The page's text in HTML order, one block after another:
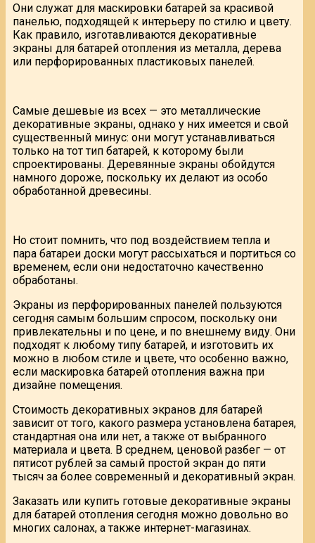
Они служат для маскировки батарей за красивой
панелью, подходящей к интерьеру по стилю и цвету.
Как правило, изготавливаются декоративные
экраны для батарей отопления из металла, дерева
или перфорированных пластиковых панелей.
Самые дешевые из всех — это металлические
декоративные экраны, однако у них имеется и свой
существенный минус: они могут устанавливаться
только на тот тип батарей, к которому были
спроектированы. Деревянные экраны обойдутся
намного дороже, поскольку их делают из особо
обработанной древесины.
Но стоит помнить, что под воздействием тепла и
пара батареи доски могут рассыхаться и портиться со
временем, если они недостаточно качественно
обработаны.
Экраны из перфорированных панелей пользуются
сегодня самым большим спросом, поскольку они
привлекательны и по цене, и по внешнему виду. Они
подходят к любому типу батарей, и изготовить их
можно в любом стиле и цвете, что особенно важно,
если маскировка батарей отопления важна при
дизайне помещения.
Стоимость декоративных экранов для батарей
зависит от того, какого размера установлена батарея,
стандартная она или нет, а также от выбранного
материала и цвета. В среднем, ценовой разбег — от
пятисот рублей за самый простой экран до пяти
тысяч за более современный и декоративный экран.
Заказать или купить готовые декоративные экраны
для батарей отопления сегодня можно довольно во
многих салонах, а также интернет-магазинах.